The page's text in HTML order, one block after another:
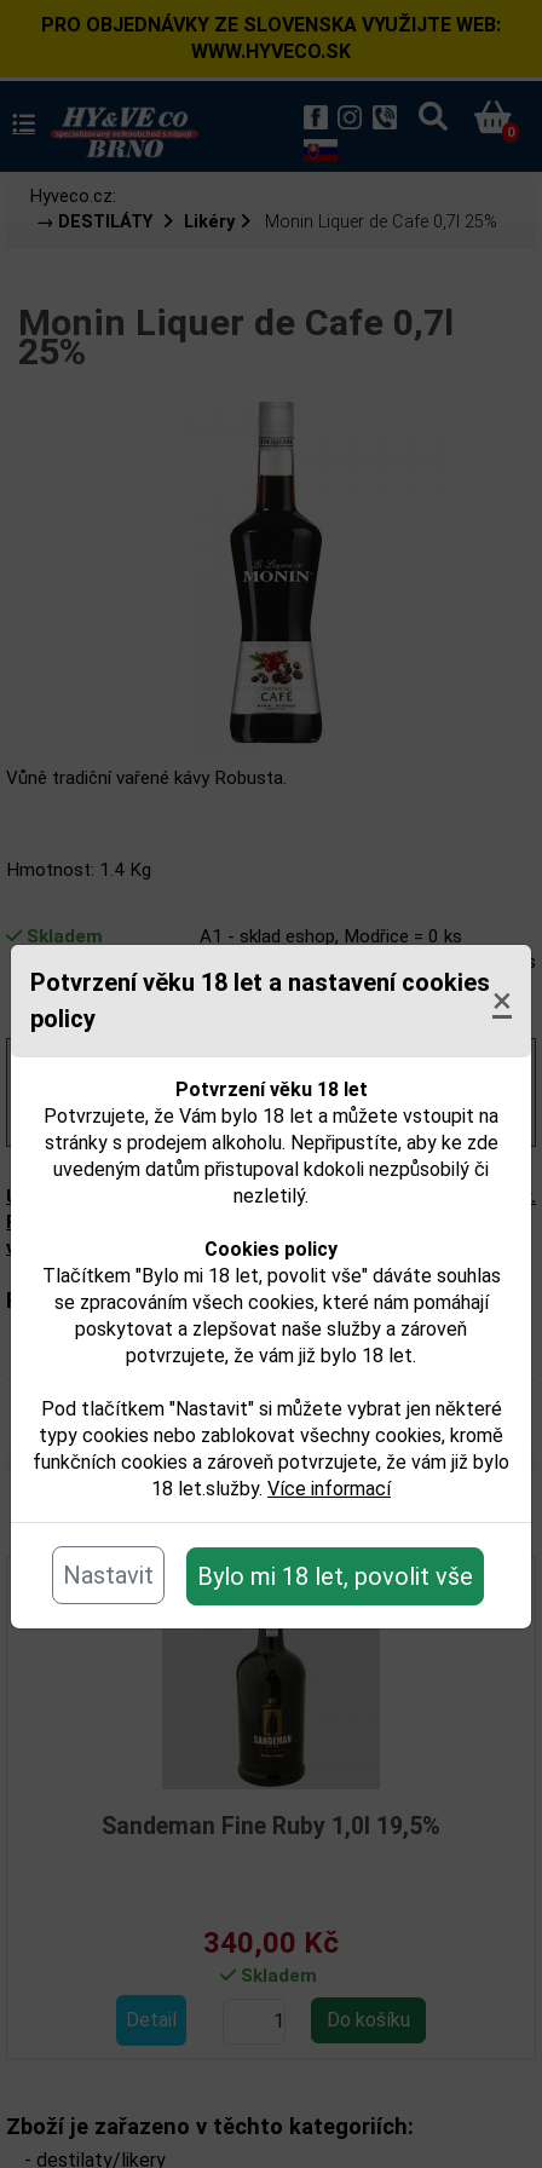
Potvrzení věku 18 let a nastavení cookies
policy
×
Potvrzení věku 18 let
Potvrzujete, že Vám bylo 18 let a můžete vstoupit na
stránky s prodejem alkoholu. Nepřipustíte, aby ke zde
uvedeným datům přistupoval kdokoli nezpůsobilý či
nezletilý.
Cookies policy
Tlačítkem "Bylo mi 18 let, povolit vše" dáváte souhlas
se zpracováním všech cookies, které nám pomáhají
poskytovat a zlepšovat naše služby a zároveň
potvrzujete, že vám již bylo 18 let.
Pod tlačítkem "Nastavit" si můžete vybrat jen některé
typy cookies nebo zablokovat všechny cookies, kromě
funkčních cookies a zároveň potvrzujete, že vám již bylo
18 let.služby. Více informací
Nastavit Bylo mi 18 let, povolit vše
PRO OBJEDNÁVKY ZE SLOVENSKA VYUŽIJTE WEB:
WWW.HYVECO.SK
0
Hyveco.cz:
→ DESTILÁTY
Likéry Monin Liquer de Cafe 0,7l 25%
Monin Liquer de Cafe 0,7l
25%
Vůně tradiční vařené kávy Robusta.
Hmotnost: 1.4 Kg
Skladem
A1 - sklad eshop, Modřice = 0 ks
T1 - Liqour shop Benešova 4, Brno = 2 ks
V1 - Liqour shop Veselá 5, Brno = 2 ks
Z1 - Liqour shop Tábor 36, Brno = 1 ks
386,61 Kč
s DPH
(669,00 Kč/l)
Upozorňujeme, že tento produkt může obsahovat alergeny.
Přesné složení a alergeny jsou k dispozici na obalu
výrobku. Zkontrolujte prosím před konzumací.
Parametry:
Obsah alkoholu obj. %:
Objem obalu (L): 0,7
Související zboží
Sandeman Fine Ruby 1,0l 19,5%
340,00 Kč
Skladem
Zboží je zařazeno v těchto kategoriích:
- destilaty/likery